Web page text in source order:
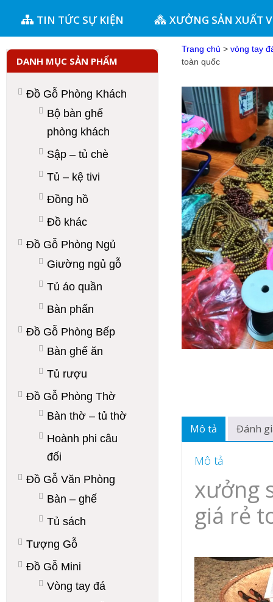
TIN TỨC SỰ KIỆN XƯỞNG SẢN XUẤT
Trang chủ > vòng tay
toàn quốc
Mô tả Đánh
Mô tả
xưởng
giá rẻ
DANH MỤC SẢN PHẨM
Đồ Gỗ Phòng Khách
Bộ bàn ghế
phòng khách
Sập – tủ chè
Tủ – kệ tivi
Đồng hồ
Đồ khác
Đồ Gỗ Phòng Ngủ
Giường ngủ gỗ
Tủ áo quần
Bàn phấn
Đồ Gỗ Phòng Bếp
Bàn ghế ăn
Tủ rượu
Đồ Gỗ Phòng Thờ
Bàn thờ – tủ thờ
Hoành phi câu
đối
Đồ Gỗ Văn Phòng
Bàn – ghế
Tủ sách
Tượng Gỗ
Đồ Gỗ Mini
Vòng tay đá